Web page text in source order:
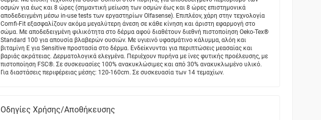
οσμών για έως και 8 ώρες (σημαντική μείωση των οσμών έως και 8 ώρες επιστημονικά
αποδεδειγμένη μέσω in-use tests των εργαστηρίων Olfasense). Επιπλέον, χάρη στην τεχνολογία
Comfi-Fit εξασφαλίζουν ακόμα μεγαλύτερη άνεση σε κάθε κίνηση και άριστη εφαρμογή στο
σώμα. Με αποδεδειγμένη φιλικότητα στο δέρμα αφού διαθέτουν διεθνή πιστοποίηση Oeko-Tex®
Standard 100 για απουσία βλαβερών ουσιών. Με υγιεινό υφασμάτινο κάλυμμα, αλόη και
βιταμίνη Ε για Sensitive προστασία στο δέρμα. Ενδείκνυνται για περιπτώσεις μεασαίας και
βαριάς ακράτειας. Δερματολογικά ελεγμένα. Περιέχουν πυρήνα με ίνες φυτικής προέλευσης, με
πιστοποίηση FSC®. Σε συσκευασίες 100% ανακυκλώσιμες και από 30% ανακυκλωμένο υλικό.
Για διαστάσεις περιφέρειας μέσης: 120-160cm. Σε συσκευασία των 14 τεμαχίων.
Οδηγίες Χρήσης/Αποθήκευσης